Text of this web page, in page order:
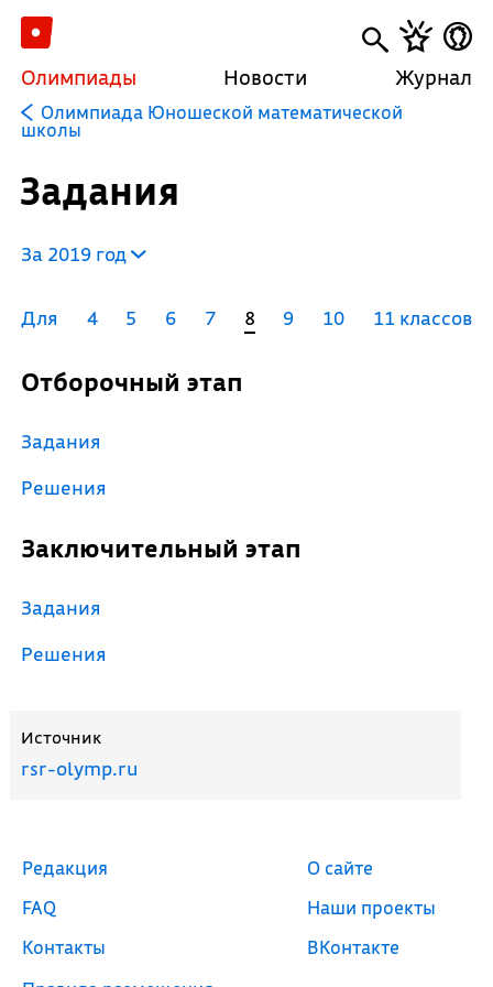
Олимпиады Новости Журнал
Олимпиада Юношеской математической
школы
Задания
За 2019 год
Для 4 5 6 7 8 9 10 11 классов
Отборочный этап
Задания
Решения
Заключительный этап
Задания
Решения
Источник
rsr-olymp.ru
Редакция
FAQ
Контакты
О сайте
Наши проекты
ВКонтакте